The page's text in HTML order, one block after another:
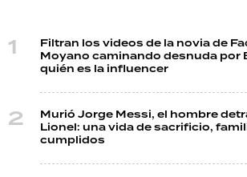
Filtran los videos de la novia de
Moyano caminando desnuda por
quién es la influencer
Murió Jorge Messi, el hombre
Lionel: una vida de sacrificio,
cumplidos